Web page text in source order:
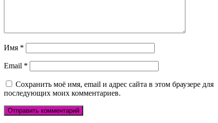
Имя *
Email *
Сохранить моё имя, email и адрес сайта в этом браузере для
последующих моих комментариев.